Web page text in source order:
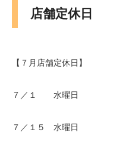
店舗定休日
【７月店舗定休日】
７／１ 水曜日
７／１５ 水曜日